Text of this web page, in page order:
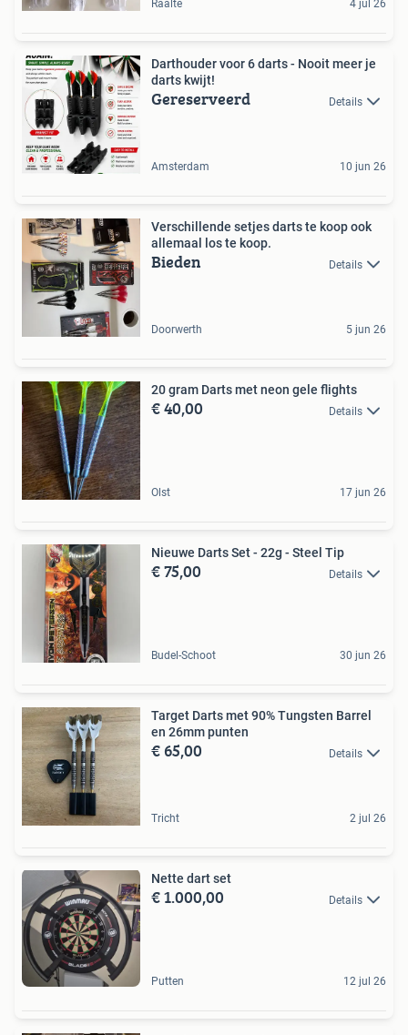
Raalte 4 jul 26
Darthouder voor 6 darts - Nooit meer je
darts kwijt!
Gereserveerd Details
Amsterdam 10 jun 26
Verschillende setjes darts te koop ook
allemaal los te koop.
Bieden Details
Doorwerth 5 jun 26
20 gram Darts met neon gele flights
€ 40,00 Details
Olst 17 jun 26
Nieuwe Darts Set - 22g - Steel Tip
€ 75,00 Details
Budel-Schoot 30 jun 26
Target Darts met 90% Tungsten Barrel
en 26mm punten
€ 65,00 Details
Tricht 2 jul 26
Nette dart set
€ 1.000,00 Details
Putten 12 jul 26